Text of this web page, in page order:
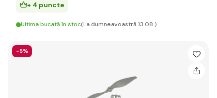
+ 4 puncte
Ultima bucată în stoc(La dumneavoastră 13.08.)
-5%